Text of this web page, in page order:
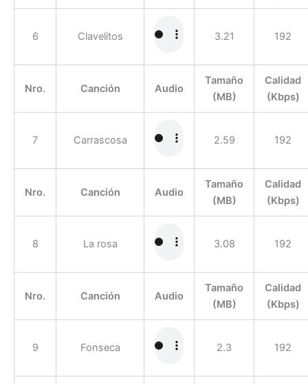
6 Clavelitos 3.21 192
Nro. Canción Audio
Tamaño
(MB)
Calidad
(Kbps)
7 Carrascosa 2.59 192
Nro. Canción Audio
Tamaño
(MB)
Calidad
(Kbps)
8 La rosa 3.08 192
Nro. Canción Audio
Tamaño
(MB)
Calidad
(Kbps)
9 Fonseca 2.3 192